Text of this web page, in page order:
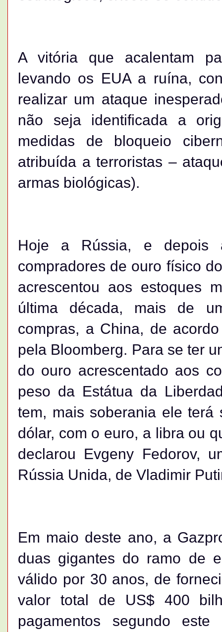
A vitória que acalentam
levando os EUA a ruína,
realizar um ataque
não seja identificada a
medidas de bloqueio
atribuída a terroristas –
armas biológicas).
Hoje a Rússia, e depois
compradores de ouro físico
acrescentou aos estoques
última década, mais de
compras, a China, de
pela Bloomberg. Para se ter
do ouro acrescentado aos
peso da Estátua da
tem, mais soberania ele
dólar, com o euro, a libra ou
declarou Evgeny Fedorov,
Rússia Unida, de Vladimir
Em maio deste ano, a
duas gigantes do ramo de
válido por 30 anos, de
valor total de US$ 400
pagamentos segundo